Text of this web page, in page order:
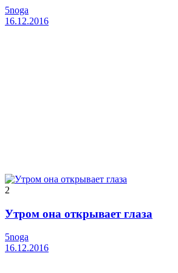
5noga
16.12.2016
2
Утром она открывает глаза
5noga
16.12.2016